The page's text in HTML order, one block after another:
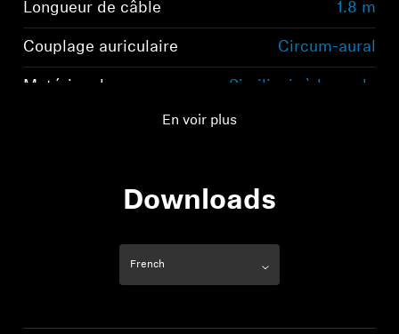
Longueur de câble 1.8 m
Couplage auriculaire Circum-aural
Matériau des
coussinets d'oreille
Similicuir à base de
En voir plus
Downloads